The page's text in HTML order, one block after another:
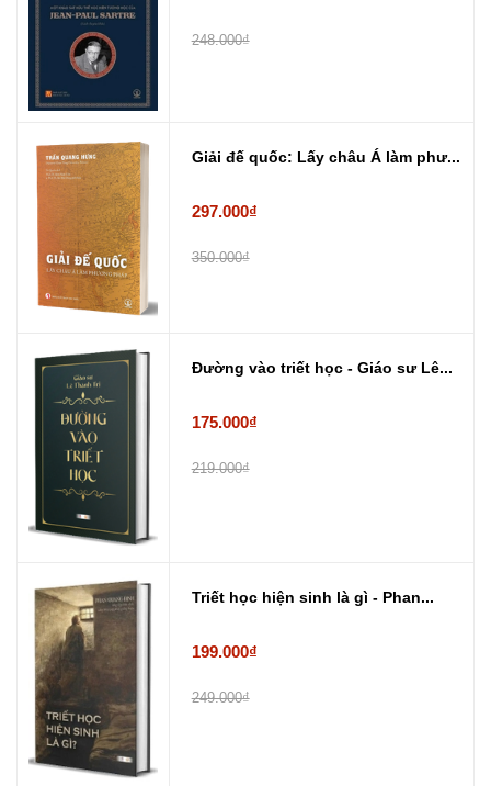
248.000₫
Giải đế quốc: Lấy châu Á làm phư...
297.000₫
350.000₫
Đường vào triết học - Giáo sư Lê...
175.000₫
219.000₫
Triết học hiện sinh là gì - Phan...
199.000₫
249.000₫